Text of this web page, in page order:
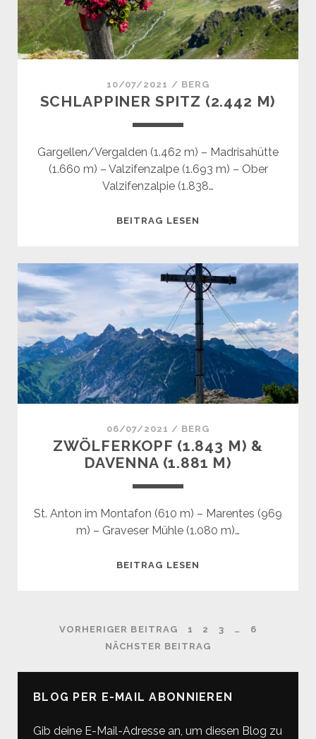
10/07/2021 / BERG
SCHLAPPINER SPITZ (2.442 M)
Gargellen/Vergalden (1.462 m) – Madrisahütte
(1.660 m) – Valzifenzalpe (1.693 m) – Ober
Valzifenzalpie (1.838…
BEITRAG LESEN
M)
06/07/2021 / BERG
ZWÖLFERKOPF (1.843 M) &
DAVENNA (1.881 M)
St. Anton im Montafon (610 m) – Marentes (969
m) – Graveser Mühle (1.080 m)…
BEITRAG LESEN
DAVENNA
(1.881
SEITENNUMMERIERUNG
BEITRÄGE
VORHERIGER BEITRAG 1 2 3 …
6
NÄCHSTER BEITRAG
BLOG PER E-MAIL ABONNIEREN
Gib deine E-Mail-Adresse an, um diesen Blog zu